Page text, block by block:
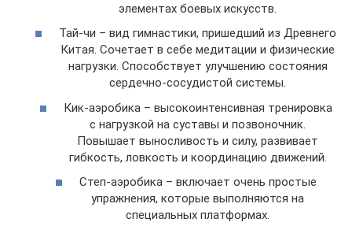
элементах боевых искусств.
Тай-чи – вид гимнастики, пришедший из Древнего
Китая. Сочетает в себе медитации и физические
нагрузки. Способствует улучшению состояния
сердечно-сосудистой системы.
Кик-аэробика – высокоинтенсивная тренировка
с нагрузкой на суставы и позвоночник.
Повышает выносливость и силу, развивает
гибкость, ловкость и координацию движений.
Степ-аэробика – включает очень простые
упражнения, которые выполняются на
специальных платформах.